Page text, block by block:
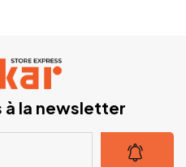
la newsletter